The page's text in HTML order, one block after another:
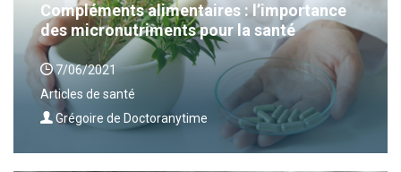
Compléments alimentaires : l’importance
des micronutriments pour la santé
7/06/2021
Articles de santé
Grégoire de Doctoranytime